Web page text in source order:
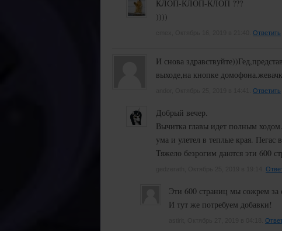
КЛОП-КЛОП-КЛОП ???
))))
Ответить
И снова
выходе,на кнопке
Ответить
Добрый вечер.
Вычитка главы идет полным
ума и улетел в теплые края. Пегас
Тяжело безрогим даются эти 600
Эти 600 страниц мы сожрем за
И тут же потребуем добавки!